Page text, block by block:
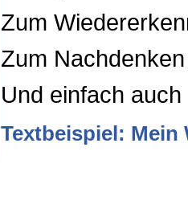
Zum
Zum Nachdenken
Und einfach
Textbeispiel: Mein